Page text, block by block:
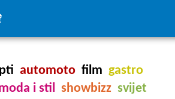
automoto film gastro
i stil showbizz svijet